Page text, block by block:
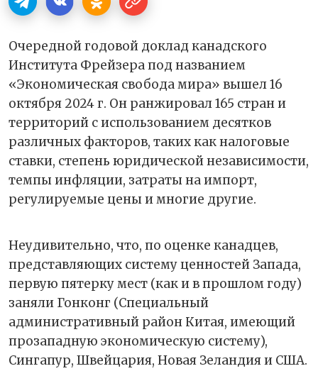
Очередной годовой доклад канадского
Института Фрейзера под названием
«Экономическая свобода мира» вышел 16
октября 2024 г. Он ранжировал 165 стран и
территорий с использованием десятков
различных факторов, таких как налоговые
ставки, степень юридической независимости,
темпы инфляции, затраты на импорт,
регулируемые цены и многие другие.
Неудивительно, что, по оценке канадцев,
представляющих систему ценностей Запада,
первую пятерку мест (как и в прошлом году)
заняли Гонконг (Специальный
административный район Китая, имеющий
прозападную экономическую систему),
Сингапур, Швейцария, Новая Зеландия и США.